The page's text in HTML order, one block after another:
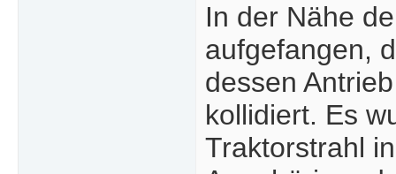
In der Nähe
aufgefangen,
dessen
kollidiert. Es
Traktorstrahl